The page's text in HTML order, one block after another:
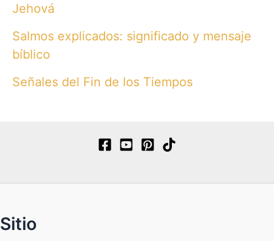
Jehová
Salmos explicados: significado y mensaje
bíblico
Señales del Fin de los Tiempos
Sitio